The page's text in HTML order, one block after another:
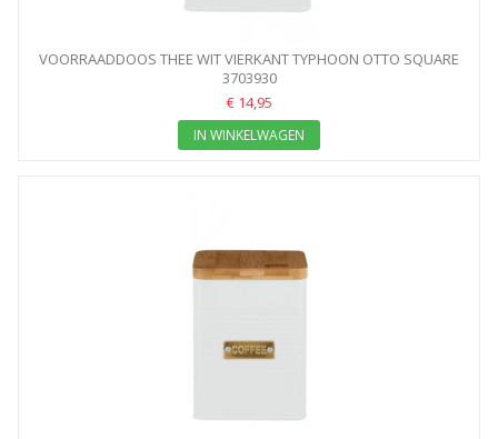
VOORRAADDOOS THEE WIT VIERKANT TYPHOON OTTO SQUARE
3703930
€ 14,95
IN WINKELWAGEN